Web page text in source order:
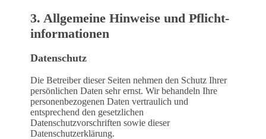
3. Allgemeine Hinweise und Pflicht­
informationen
Datenschutz
Die Betreiber dieser Seiten nehmen den Schutz Ihrer
persönlichen Daten sehr ernst. Wir behandeln Ihre
personenbezogenen Daten vertraulich und
entsprechend den gesetzlichen
Datenschutzvorschriften sowie dieser
Datenschutzerklärung.